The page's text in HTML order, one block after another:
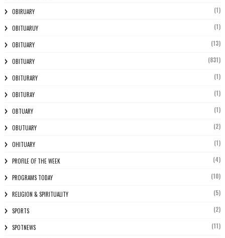
OBIRUARY (1)
OBITUARUY (1)
OBITUARY (13)
OBITUARY (831)
OBITURARY (1)
OBITURAY (1)
OBTUARY (1)
OBUTUARY (2)
OHITUARY (1)
PROFILE OF THE WEEK (4)
PROGRAMS TODAY (10)
RELIGION & SPIRITUALITY (5)
SPORTS (2)
SPOTNEWS (11)